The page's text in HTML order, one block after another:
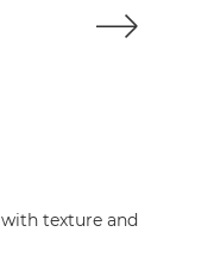
texture and